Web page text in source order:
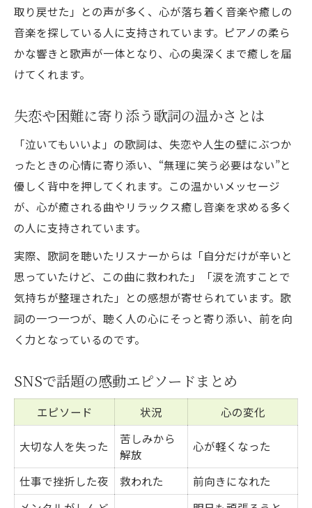
取り戻せた」との声が多く、心が落ち着く音楽や癒しの
音楽を探している人に支持されています。ピアノの柔ら
かな響きと歌声が一体となり、心の奥深くまで癒しを届
けてくれます。
失恋や困難に寄り添う歌詞の温かさとは
「泣いてもいいよ」の歌詞は、失恋や人生の壁にぶつか
ったときの心情に寄り添い、“無理に笑う必要はない”と
優しく背中を押してくれます。この温かいメッセージ
が、心が癒される曲やリラックス癒し音楽を求める多く
の人に支持されています。
実際、歌詞を聴いたリスナーからは「自分だけが辛いと
思っていたけど、この曲に救われた」「涙を流すことで
気持ちが整理された」との感想が寄せられています。歌
詞の一つ一つが、聴く人の心にそっと寄り添い、前を向
く力となっているのです。
SNSで話題の感動エピソードまとめ
エピソード 状況 心の変化
大切な人を失った
苦しみから
解放
心が軽くなった
仕事で挫折した夜 救われた
前向きになれた